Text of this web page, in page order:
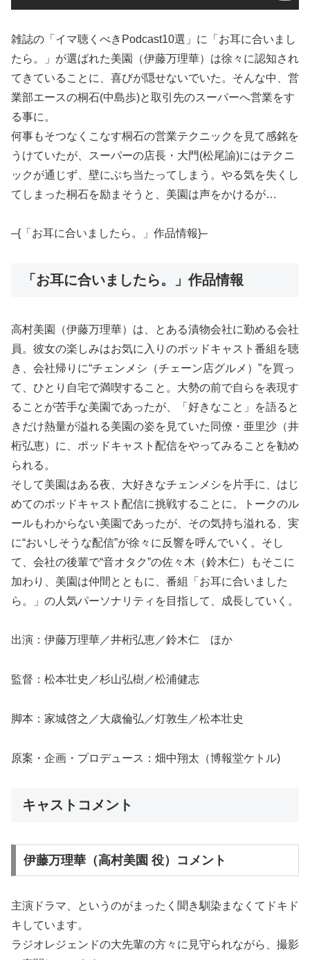
雑誌の「イマ聴くべきPodcast10選」に「お耳に合いまし
たら。」が選ばれた美園（伊藤万理華）は徐々に認知され
てきていることに、喜びが隠せないでいた。そんな中、営
業部エースの桐石(中島歩)と取引先のスーパーへ営業をす
る事に。
何事もそつなくこなす桐石の営業テクニックを見て感銘を
うけていたが、スーパーの店長・大門(松尾諭)にはテクニ
ックが通じず、壁にぶち当たってしまう。やる気を失くし
てしまった桐石を励まそうと、美園は声をかけるが…
–{「お耳に合いましたら。」作品情報}–
「お耳に合いましたら。」作品情報
高村美園（伊藤万理華）は、とある漬物会社に勤める会社
員。彼女の楽しみはお気に入りのポッドキャスト番組を聴
き、会社帰りに“チェンメシ（チェーン店グルメ）”を買っ
て、ひとり自宅で満喫すること。大勢の前で自らを表現す
ることが苦手な美園であったが、「好きなこと」を語ると
きだけ熱量が溢れる美園の姿を見ていた同僚・亜里沙（井
桁弘恵）に、ポッドキャスト配信をやってみることを勧め
られる。
そして美園はある夜、大好きなチェンメシを片手に、はじ
めてのポッドキャスト配信に挑戦することに。トークのル
ールもわからない美園であったが、その気持ち溢れる、実
に“おいしそうな配信”が徐々に反響を呼んでいく。そし
て、会社の後輩で“音オタク”の佐々木（鈴木仁）もそこに
加わり、美園は仲間とともに、番組「お耳に合いました
ら。」の人気パーソナリティを目指して、成長していく。
出演：伊藤万理華／井桁弘恵／鈴木仁 ほか
監督：松本壮史／杉山弘樹／松浦健志
脚本：家城啓之／大歳倫弘／灯敦生／松本壮史
原案・企画・プロデュース：畑中翔太（博報堂ケトル)
キャストコメント
伊藤万理華（高村美園 役）コメント
主演ドラマ、というのがまったく聞き馴染まなくてドキド
キしています。
ラジオレジェンドの大先輩の方々に見守られながら、撮影